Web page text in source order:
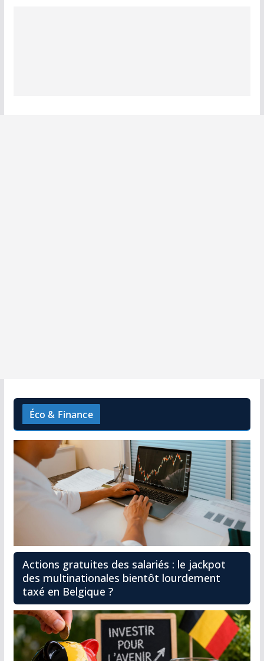
Éco & Finance
Actions gratuites des salariés : le jackpot
des multinationales bientôt lourdement
taxé en Belgique ?